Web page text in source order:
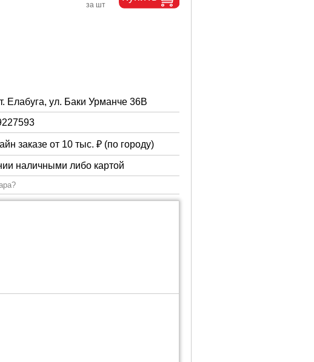
Елабуга, ул. Баки Урманче 36В
заказе от 10 тыс. ₽ (по городу)
наличными либо картой